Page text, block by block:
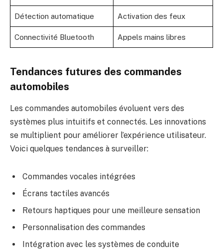
Détection automatique Activation des feux
Connectivité Bluetooth Appels mains libres
Tendances futures des commandes
automobiles
Les commandes automobiles évoluent vers des
systèmes plus intuitifs et connectés. Les innovations
se multiplient pour améliorer l’expérience utilisateur.
Voici quelques tendances à surveiller:
Commandes vocales intégrées
Écrans tactiles avancés
Retours haptiques pour une meilleure sensation
Personnalisation des commandes
Intégration avec les systèmes de conduite